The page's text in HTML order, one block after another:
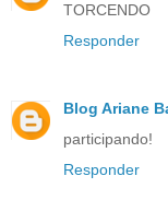
TORCENDO
Responder
Blog Ariane
participando!
Responder